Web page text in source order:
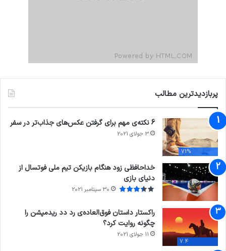
پربازدیدترین مطالب
71%
6 نکته‌ی مهم برای گرفتن عکس‌های جذاب‌تر در سفر
3 جولای 2021
خداحافظی زود هنگام بازیکن تیم ملی فوتسال از
دنیای بازی
30 سپتامبر 2021
7.4
راکستار داستان فوق‌العاده‌ی رد دد ریدمپشن را
چگونه روایت کرد؟
11 جولای 2021